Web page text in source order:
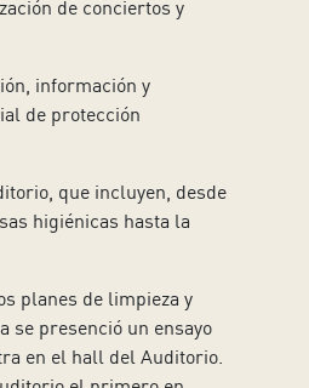
de conciertos y
información y
de protección
que incluyen, desde
higiénicas hasta la
planes de limpieza y
se presenció un ensayo
en el hall del Auditorio.